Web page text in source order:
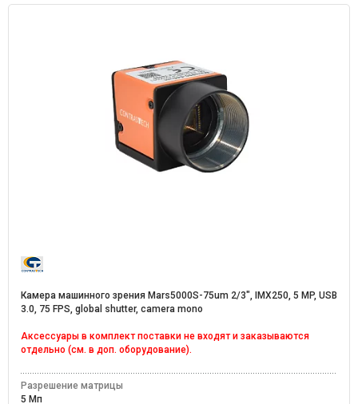
Камера машинного зрения Mars5000S-75um 2/3", IMX250, 5 MP, USB
3.0, 75 FPS, global shutter, camera mono
Аксессуары в комплект поставки не входят и заказываются
отдельно (см. в доп. оборудование).
Разрешение матрицы
5 Мп